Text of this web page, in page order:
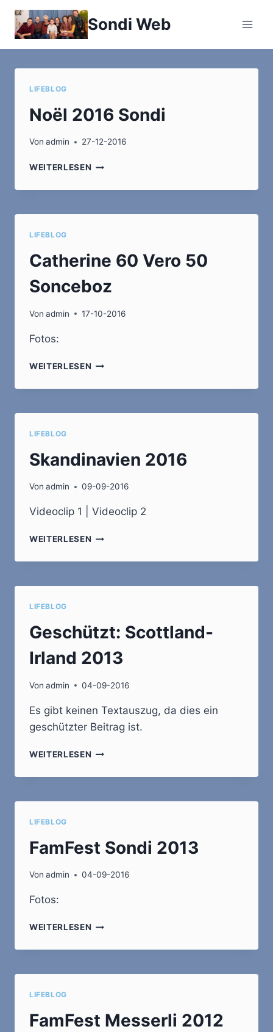
Zum
Inhalt
springen
Sondi Web
LIFEBLOG
Noël 2016 Sondi
Von admin 27-12-2016
WEITERLESEN NOËL
SONDI
LIFEBLOG
Catherine 60 Vero 50
Sonceboz
Von admin 17-10-2016
Fotos:
WEITERLESEN CATHERINE
VERO
SONCEBOZ
LIFEBLOG
Skandinavien 2016
Von admin 09-09-2016
Videoclip 1 | Videoclip 2
WEITERLESEN SKANDINAVIEN
LIFEBLOG
Geschützt: Scottland-
Irland 2013
Von admin 04-09-2016
Es gibt keinen Textauszug, da dies ein
geschützter Beitrag ist.
WEITERLESEN GESCHÜTZT:
IRLAND
LIFEBLOG
FamFest Sondi 2013
Von admin 04-09-2016
Fotos:
WEITERLESEN FAMFEST
2013
LIFEBLOG
FamFest Messerli 2012